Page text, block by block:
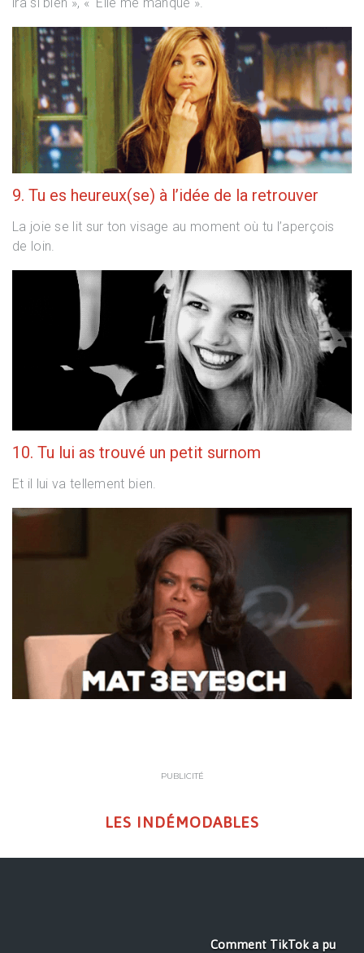
9. Tu es heureux(se) à l’idée de la retrouver
La joie se lit sur ton visage au moment où tu l’aperçois
de loin.
10. Tu lui as trouvé un petit surnom
Et il lui va tellement bien.
PUBLICITÉ
LES INDÉMODABLES
Comment TikTok a pu